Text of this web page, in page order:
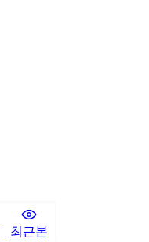
최근본